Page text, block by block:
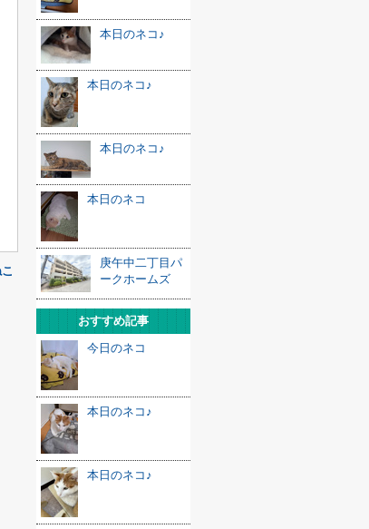
本日のネコ♪
本日のネコ♪
本日のネコ♪
本日のネコ
庚午中二丁目パ
ークホームズ
おすすめ記事
今日のネコ
本日のネコ♪
本日のネコ♪